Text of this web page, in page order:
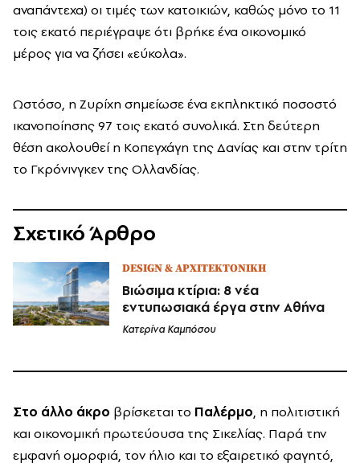
αναπάντεχα) οι τιμές των κατοικιών, καθώς μόνο το 11
τοις εκατό περιέγραψε ότι βρήκε ένα οικονομικό
μέρος για να ζήσει «εύκολα».
Ωστόσο, η Ζυρίχη σημείωσε ένα εκπληκτικό ποσοστό
ικανοποίησης 97 τοις εκατό συνολικά. Στη δεύτερη
θέση ακολουθεί η Κοπεγχάγη της Δανίας και στην τρίτη
το Γκρόνινγκεν της Ολλανδίας.
Σχετικό Άρθρο
DESIGN & ΑΡΧΙΤΕΚΤΟΝΙΚΗ
Βιώσιμα κτίρια: 8 νέα
εντυπωσιακά έργα στην Αθήνα
Κατερίνα Καμπόσου
Στο άλλο άκρο βρίσκεται το Παλέρμο, η πολιτιστική
και οικονομική πρωτεύουσα της Σικελίας. Παρά την
εμφανή ομορφιά, τον ήλιο και το εξαιρετικό φαγητό,